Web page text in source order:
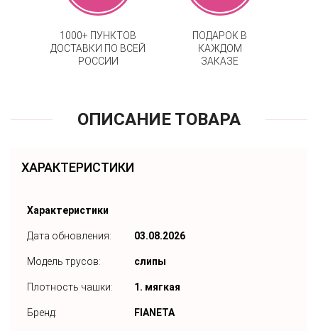
1000+ ПУНКТОВ
ДОСТАВКИ ПО ВСЕЙ
РОССИИ
ПОДАРОК В
КАЖДОМ
ЗАКАЗЕ
ОПИСАНИЕ ТОВАРА
ХАРАКТЕРИСТИКИ
Характеристики
Дата обновления: 03.08.2026
Модель трусов: слипы
Плотность чашки: 1. мягкая
Бренд: FIANETA